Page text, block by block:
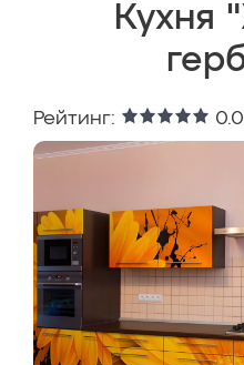
Кухня
Рейтинг: 0.0